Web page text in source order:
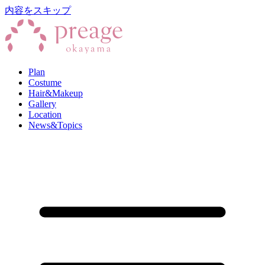
内容をスキップ
Plan
Costume
Hair&Makeup
Gallery
Location
News&Topics